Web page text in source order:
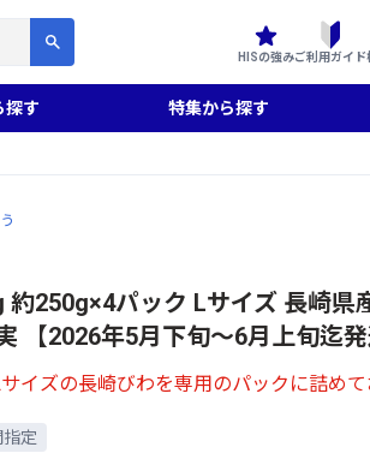
HISの強みご利用ガイド
探す 特集から探す
約250g×4パック Lサイズ 長崎県
【2026年5月下旬～6月上旬迄発
イズの長崎びわを専用のパックに詰めて
指定